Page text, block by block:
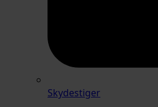
Skydestiger